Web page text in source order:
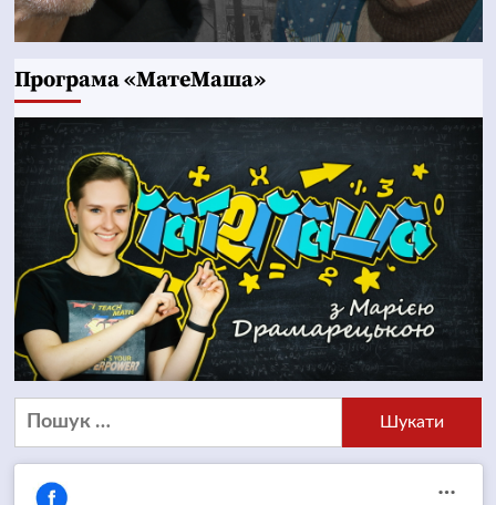
Програма «МатеМаша»
Пошук: